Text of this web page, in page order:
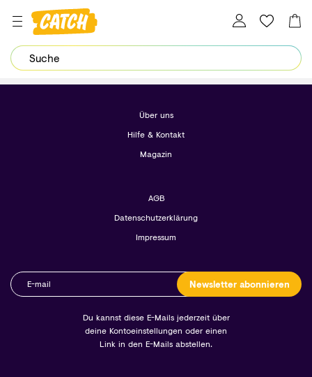
Dein Password wurde erfolgreich geändert.
Über uns
Hilfe & Kontakt
Magazin
AGB
Datenschutzerklärung
Impressum
Newsletter abonnieren
Du kannst diese E-Mails jederzeit über
deine Kontoeinstellungen oder einen
Link in den E-Mails abstellen.